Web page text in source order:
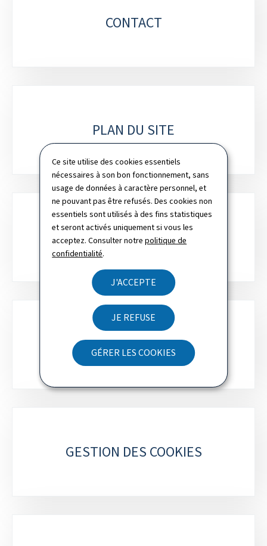
Ce site utilise des cookies essentiels
nécessaires à son bon fonctionnement, sans
usage de données à caractère personnel, et
ne pouvant pas être refusés. Des cookies non
essentiels sont utilisés à des fins statistiques
et seront activés uniquement si vous les
acceptez. Consulter notrepolitique de
confidentialité.
J'ACCEPTE
JE REFUSE
GÉRER LES COOKIES
CONTACT
PLAN DU SITE
CHARTE DES COOKIES
NEWSLETTER
GESTION DES COOKIES